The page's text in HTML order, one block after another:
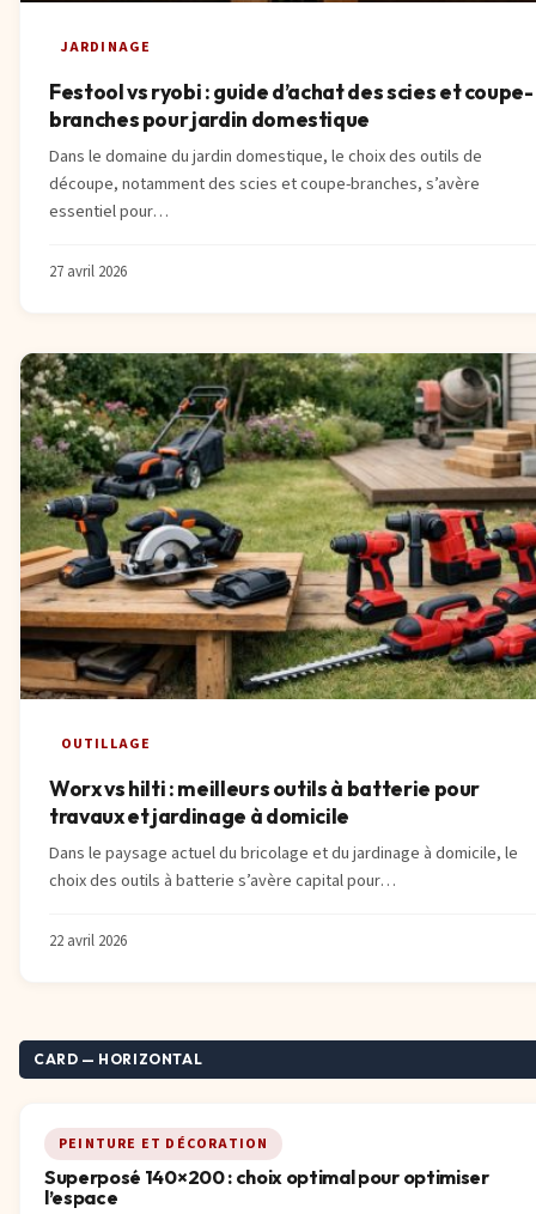
JARDINAGE
Festool vs ryobi : guide d’achat des scies et coupe-
branches pour jardin domestique
Dans le domaine du jardin domestique, le choix des outils de
découpe, notamment des scies et coupe-branches, s’avère
essentiel pour…
27 avril 2026
OUTILLAGE
Worx vs hilti : meilleurs outils à batterie pour
travaux et jardinage à domicile
Dans le paysage actuel du bricolage et du jardinage à domicile, le
choix des outils à batterie s’avère capital pour…
22 avril 2026
CARD — HORIZONTAL
PEINTURE ET DÉCORATION
Superposé 140×200 : choix optimal pour optimiser
l’espace